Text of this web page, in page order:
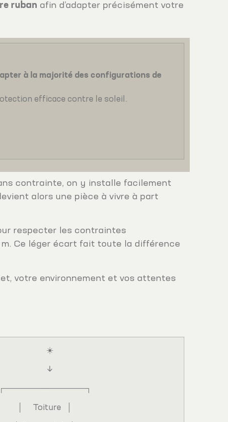
ruban afin d’adapter précisément votre
à la majorité des configurations de
efficace contre le soleil.
contrainte, on y installe facilement
alors une pièce à vivre à part
respecter les contraintes
Ce léger écart fait toute la différence
votre environnement et vos attentes
☀️
↓
│ Toiture │